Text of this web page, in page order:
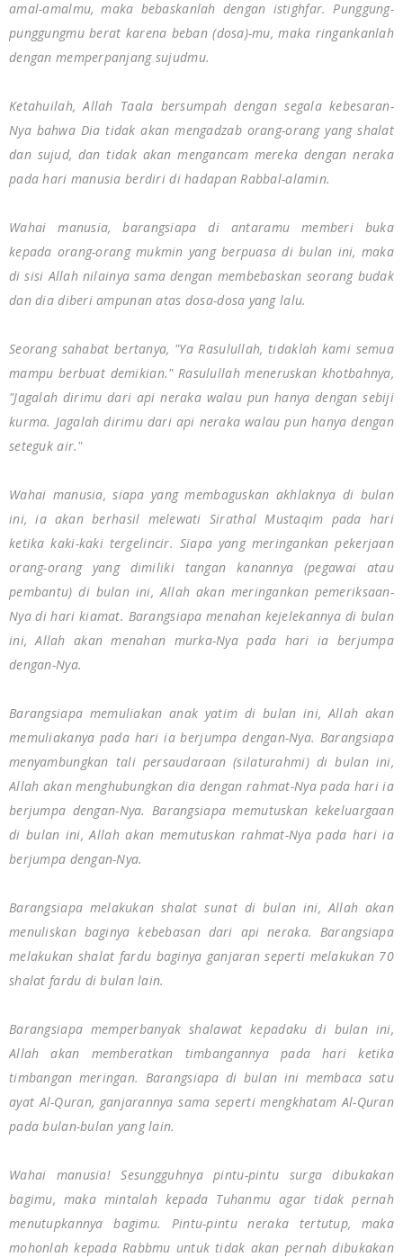
amal-amalmu, maka bebaskanlah dengan istighfar. Punggung-
punggungmu berat karena beban (dosa)-mu, maka ringankanlah
dengan memperpanjang sujudmu.
Ketahuilah, Allah Taala bersumpah dengan segala kebesaran-
Nya bahwa Dia tidak akan mengadzab orang-orang yang shalat
dan sujud, dan tidak akan mengancam mereka dengan neraka
pada hari manusia berdiri di hadapan Rabbal-alamin.
Wahai manusia, barangsiapa di antaramu memberi buka
kepada orang-orang mukmin yang berpuasa di bulan ini, maka
di sisi Allah nilainya sama dengan membebaskan seorang budak
dan dia diberi ampunan atas dosa-dosa yang lalu.
Seorang sahabat bertanya, "Ya Rasulullah, tidaklah kami semua
mampu berbuat demikian." Rasulullah meneruskan khotbahnya,
"Jagalah dirimu dari api neraka walau pun hanya dengan sebiji
kurma. Jagalah dirimu dari api neraka walau pun hanya dengan
seteguk air."
Wahai manusia, siapa yang membaguskan akhlaknya di bulan
ini, ia akan berhasil melewati Sirathal Mustaqim pada hari
ketika kaki-kaki tergelincir. Siapa yang meringankan pekerjaan
orang-orang yang dimiliki tangan kanannya (pegawai atau
pembantu) di bulan ini, Allah akan meringankan pemeriksaan-
Nya di hari kiamat. Barangsiapa menahan kejelekannya di bulan
ini, Allah akan menahan murka-Nya pada hari ia berjumpa
dengan-Nya.
Barangsiapa memuliakan anak yatim di bulan ini, Allah akan
memuliakanya pada hari ia berjumpa dengan-Nya. Barangsiapa
menyambungkan tali persaudaraan (silaturahmi) di bulan ini,
Allah akan menghubungkan dia dengan rahmat-Nya pada hari ia
berjumpa dengan-Nya. Barangsiapa memutuskan kekeluargaan
di bulan ini, Allah akan memutuskan rahmat-Nya pada hari ia
berjumpa dengan-Nya.
Barangsiapa melakukan shalat sunat di bulan ini, Allah akan
menuliskan baginya kebebasan dari api neraka. Barangsiapa
melakukan shalat fardu baginya ganjaran seperti melakukan 70
shalat fardu di bulan lain.
Barangsiapa memperbanyak shalawat kepadaku di bulan ini,
Allah akan memberatkan timbangannya pada hari ketika
timbangan meringan. Barangsiapa di bulan ini membaca satu
ayat Al-Quran, ganjarannya sama seperti mengkhatam Al-Quran
pada bulan-bulan yang lain.
Wahai manusia! Sesungguhnya pintu-pintu surga dibukakan
bagimu, maka mintalah kepada Tuhanmu agar tidak pernah
menutupkannya bagimu. Pintu-pintu neraka tertutup, maka
mohonlah kepada Rabbmu untuk tidak akan pernah dibukakan